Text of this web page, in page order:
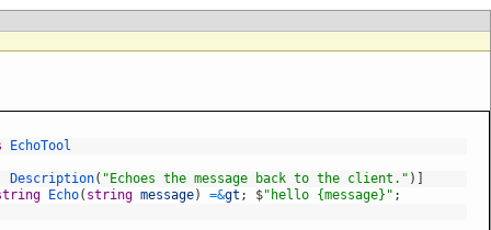
EchoTool
Description( "Echoes the message back to the client." ) ]
Echo( string message) =&gt ; $"hello {message}" ;